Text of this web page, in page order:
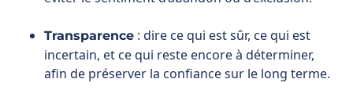
En combinant ces dimensions, le chef de service
installe un climat de sécurité relationnelle. Les
familles comprennent qu’elles peuvent poser leurs